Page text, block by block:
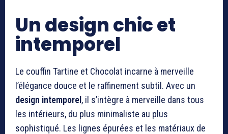
Un design chic et
intemporel
Le couffin Tartine et Chocolat incarne à merveille
l’élégance douce et le raffinement subtil. Avec un
design intemporel, il s’intègre à merveille dans tous
les intérieurs, du plus minimaliste au plus
sophistiqué. Les lignes épurées et les matériaux de